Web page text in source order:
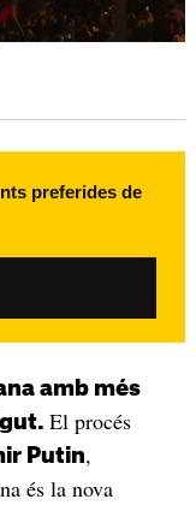
preferides de
amb més
El procés
Putin,
és la nova